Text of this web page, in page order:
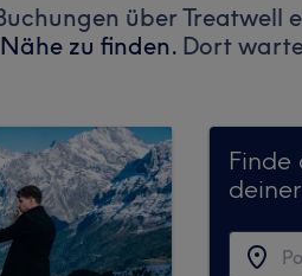
über Treatwell
zu finden. Dort
Finde